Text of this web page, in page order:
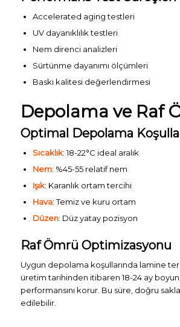
Accelerated aging testleri
UV dayanıklılık testleri
Nem direnci analizleri
Sürtünme dayanımı ölçümleri
Baskı kalitesi değerlendirmesi
Depolama ve Raf
Optimal Depolama
Sıcaklık: 18-22°C ideal aralık
Nem: %45-55 relatif nem
Işık: Karanlık ortam tercihi
Hava: Temiz ve kuru ortam
Düzen: Düz yatay pozisyon
Raf Ömrü Optimizasyonu
Uygun depolama koşullarında lamine
üretim tarihinden itibaren 18-24 ay
performansını korur. Bu süre, doğru
edilebilir.